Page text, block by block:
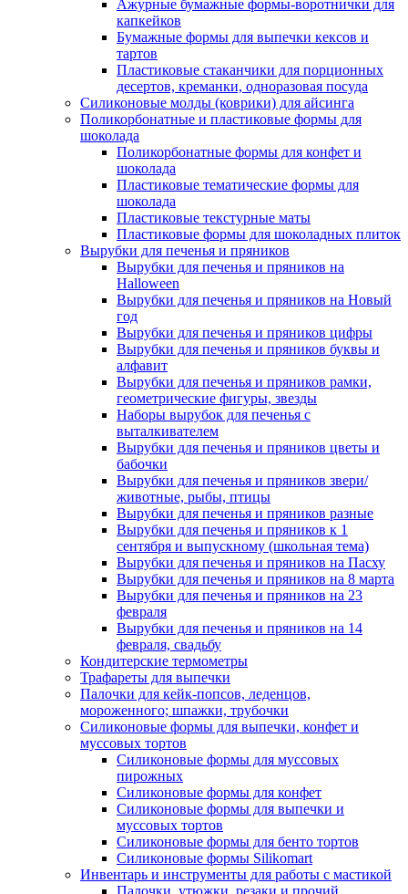
Ажурные бумажные формы-воротнички для
капкейков
Бумажные формы для выпечки кексов и
тартов
Пластиковые стаканчики для порционных
десертов, креманки, одноразовая посуда
Силиконовые молды (коврики) для айсинга
Поликорбонатные и пластиковые формы для
шоколада
Поликорбонатные формы для конфет и
шоколада
Пластиковые тематические формы для
шоколада
Пластиковые текстурные маты
Пластиковые формы для шоколадных плиток
Вырубки для печенья и пряников
Вырубки для печенья и пряников на
Halloween
Вырубки для печенья и пряников на Новый
год
Вырубки для печенья и пряников цифры
Вырубки для печенья и пряников буквы и
алфавит
Вырубки для печенья и пряников рамки,
геометрические фигуры, звезды
Наборы вырубок для печенья с
выталкивателем
Вырубки для печенья и пряников цветы и
бабочки
Вырубки для печенья и пряников звери/
животные, рыбы, птицы
Вырубки для печенья и пряников разные
Вырубки для печенья и пряников к 1
сентября и выпускному (школьная тема)
Вырубки для печенья и пряников на Пасху
Вырубки для печенья и пряников на 8 марта
Вырубки для печенья и пряников на 23
февраля
Вырубки для печенья и пряников на 14
февраля, свадьбу
Кондитерские термометры
Трафареты для выпечки
Палочки для кейк-попсов, леденцов,
мороженного; шпажки, трубочки
Силиконовые формы для выпечки, конфет и
муссовых тортов
Силиконовые формы для муссовых
пирожных
Силиконовые формы для конфет
Силиконовые формы для выпечки и
муссовых тортов
Силиконовые формы для бенто тортов
Силиконовые формы Silikomart
Инвентарь и инструменты для работы с мастикой
Палочки, утюжки, резаки и прочий